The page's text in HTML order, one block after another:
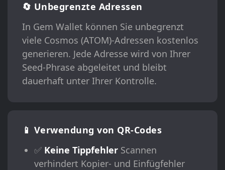
🔄 Unbegrenzte Adressen
In Gem Wallet können Sie unbegrenzt
viele Cosmos (ATOM)-Adressen kostenlos
generieren. Jede Adresse wird von Ihrer
Seed-Phrase abgeleitet und bleibt
dauerhaft unter Ihrer Kontrolle.
📱 Verwendung von QR-Codes
✅ Keine TippfehlerScannen
verhindert Kopier- und Einfügfehler